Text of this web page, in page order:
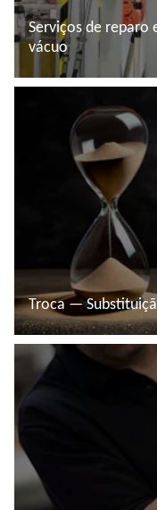
Serviços de reparo
vácuo
Troca —
Saiba mais